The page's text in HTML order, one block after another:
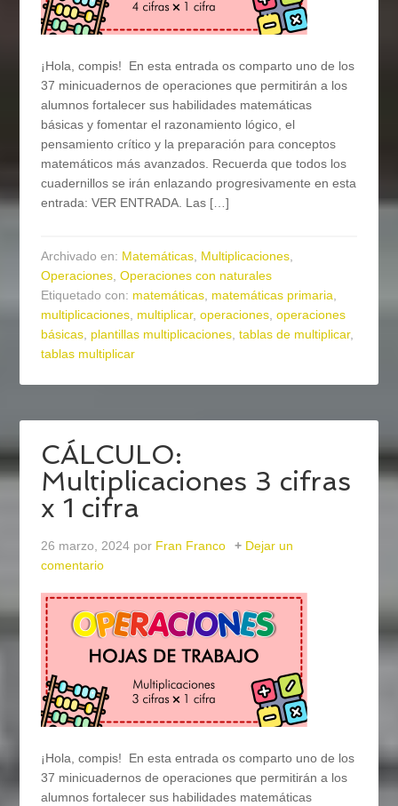
¡Hola, compis! En esta entrada os comparto uno de los
37 minicuadernos de operaciones que permitirán a los
alumnos fortalecer sus habilidades matemáticas
básicas y fomentar el razonamiento lógico, el
pensamiento crítico y la preparación para conceptos
matemáticos más avanzados. Recuerda que todos los
cuadernillos se irán enlazando progresivamente en esta
entrada: VER ENTRADA. Las […]
Archivado en: Matemáticas, Multiplicaciones,
Operaciones,Operaciones con naturales
Etiquetado con: matemáticas, matemáticas primaria,
multiplicaciones, multiplicar,operaciones,operaciones
básicas, plantillas multiplicaciones,tablas de multiplicar,
tablas multiplicar
CÁLCULO:
Multiplicaciones 3 cifras
x 1 cifra
26 marzo, 2024 por Fran Franco
Dejar un
comentario
¡Hola, compis! En esta entrada os comparto uno de los
37 minicuadernos de operaciones que permitirán a los
alumnos fortalecer sus habilidades matemáticas